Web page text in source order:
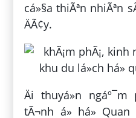
cá»§a thiÃªn nhiÃªn
ÄÃ¢y.
Äi thuyá»n
tÃ¬nh á» há»